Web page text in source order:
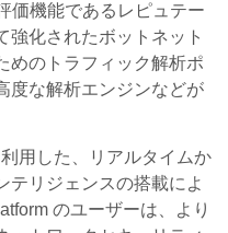
価機能であるレピュテー
強化されたボットネット
めのトラフィック解析ポ
度な解析エンジンなどが
用した、リアルタイムか
テリジェンスの搭載によ
のユーザーは、より